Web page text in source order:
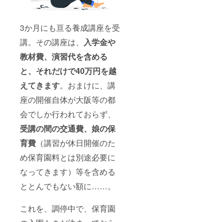
3か月にも亘る養成講座を受
講。その講座は、 入学金や
教材費、演習代を含める
と、それだけで40万円を越
えてきます。おまけに、講
座の開催自体が大阪等の都
会でしか行われておらず、
受講の間の交通費、娘の保
育費 （講習が休日開催のた
め保育園料とは別途必要に
なってきます）等を含める
ととんでもない額に……。
これを、調停中で、保育園